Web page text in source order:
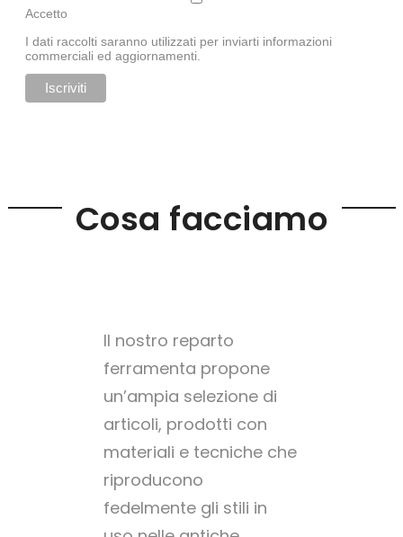
Accetto
I dati raccolti saranno utilizzati per inviarti informazioni
commerciali ed aggiornamenti.
Cosa facciamo
Il nostro reparto
ferramenta propone
un’ampia selezione di
articoli, prodotti con
materiali e tecniche che
riproducono
fedelmente gli stili in